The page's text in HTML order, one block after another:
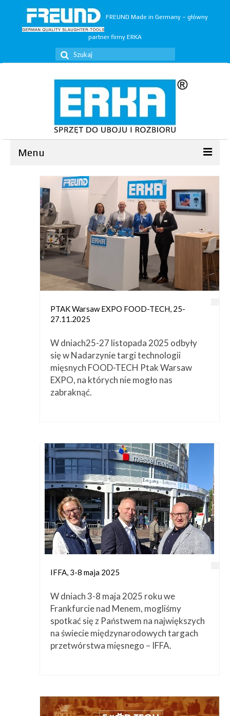
FREUND Made in Germany – główny
partner firmy ERKA
Szuklaj
w:
Menu
Rozbiór ▼
Trymery
Przetwórstwo ▼
Informacje ▼
KontaktPTAK Warsaw EXPO FOOD-TECH, 25-
27.11.2025
W dniach25-27 listopada 2025 odbyły
się w Nadarzynie targi technologii
mięsnych FOOD-TECH Ptak Warsaw
EXPO, na których nie mogło nas
zabraknąć.
IFFA, 3-8 maja 2025
W dniach 3-8 maja 2025 roku we
Frankfurcie nad Menem, mogliśmy
spotkać się z Państwem na największych
na świecie międzynarodowych targach
przetwórstwa mięsnego – IFFA.